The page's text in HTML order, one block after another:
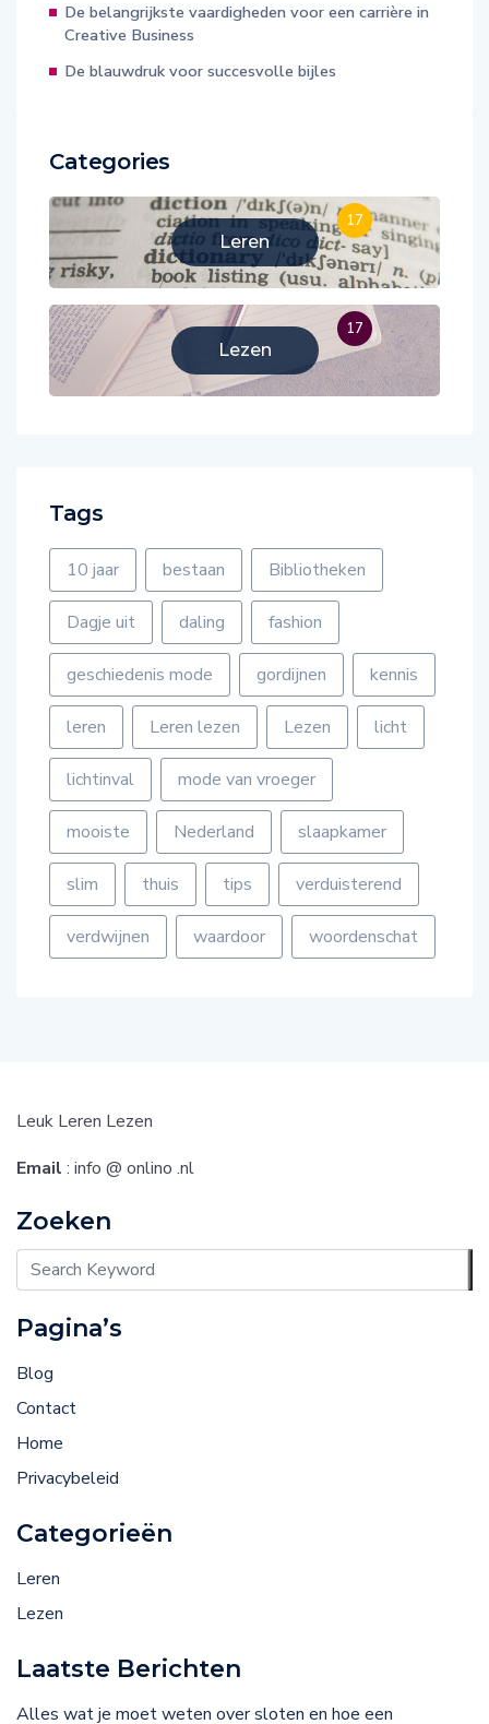
De belangrijkste vaardigheden voor een carrière in
Creative Business
De blauwdruk voor succesvolle bijles
Categories
Leren
17
Lezen
17
Tags
10 jaar bestaan Bibliotheken
Dagje uit daling fashion
geschiedenis mode gordijnen kennis
leren Leren lezen Lezen licht
lichtinval mode van vroeger
mooiste Nederland slaapkamer
slim thuis tips verduisterend
verdwijnen waardoor woordenschat
Leuk Leren Lezen
Email : info @ onlino .nl
Zoeken
Pagina’s
Blog
Contact
Home
Privacybeleid
Categorieën
Leren
Lezen
Laatste Berichten
Alles wat je moet weten over sloten en hoe een